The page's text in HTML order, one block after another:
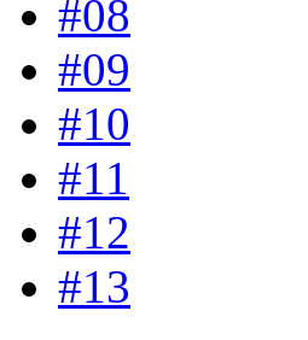
#08
#09
#10
#11
#12
#13